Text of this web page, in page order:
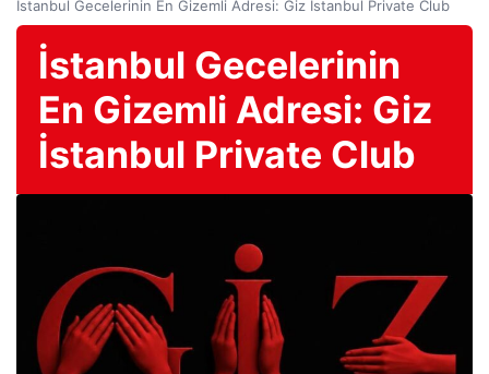
İstanbul Gecelerinin En Gizemli Adresi: Giz İstanbul Private Club
İstanbul Gecelerinin
En Gizemli Adresi: Giz
İstanbul Private Club